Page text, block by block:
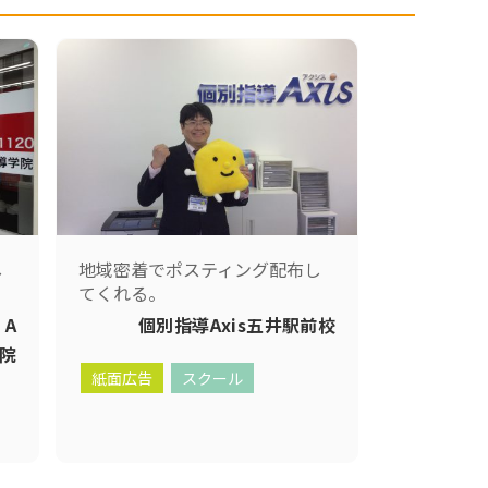
地域密着でポスティング配布し
てくれる。
個別指導Axis五井駅前校
紙面広告 スクール